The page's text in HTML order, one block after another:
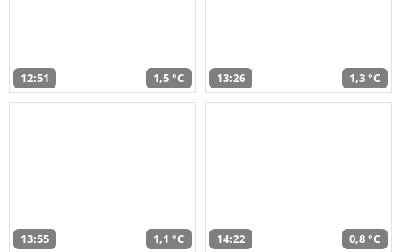
12:51 1,5 °C 13:26 1,3 °C
13:55 1,1 °C 14:22 0,8 °C